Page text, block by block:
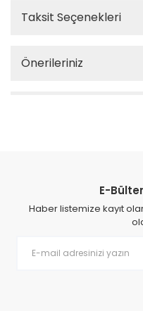
Taksit Seçenekleri
Önerileriniz
E-
Haber listemize kayıt